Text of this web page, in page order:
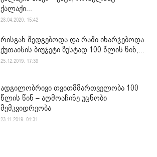
ქალაქი...
28.04.2020. 15:42
რისგან შედგებოდა და რაში იხარჯებოდა
ქუთაისის ბიუჯეტი ზუსტად 100 წლის წინ,...
25.12.2019. 17:39
ადგილობრივი თვითმმართველობა 100
წლის წინ – აღმოაჩინე უცნობი
მემკვიდრეობა
23.11.2019. 01:31